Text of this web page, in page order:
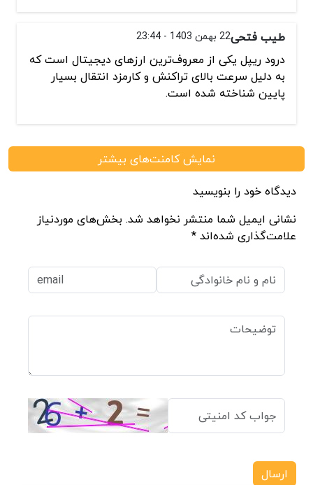
طیب فتحی22 بهمن 1403 - 23:44
درود ریپل یکی از معروف‌ترین ارزهای دیجیتال است که
به دلیل سرعت بالای تراکنش و کارمزد انتقال بسیار
پایین شناخته شده است.
نمایش کامنت‌های بیشتر
دیدگاه خود را بنویسید
نشانی ایمیل شما منتشر نخواهد شد. بخش‌های موردنیاز
علامت‌گذاری شده‌اند *
ارسال